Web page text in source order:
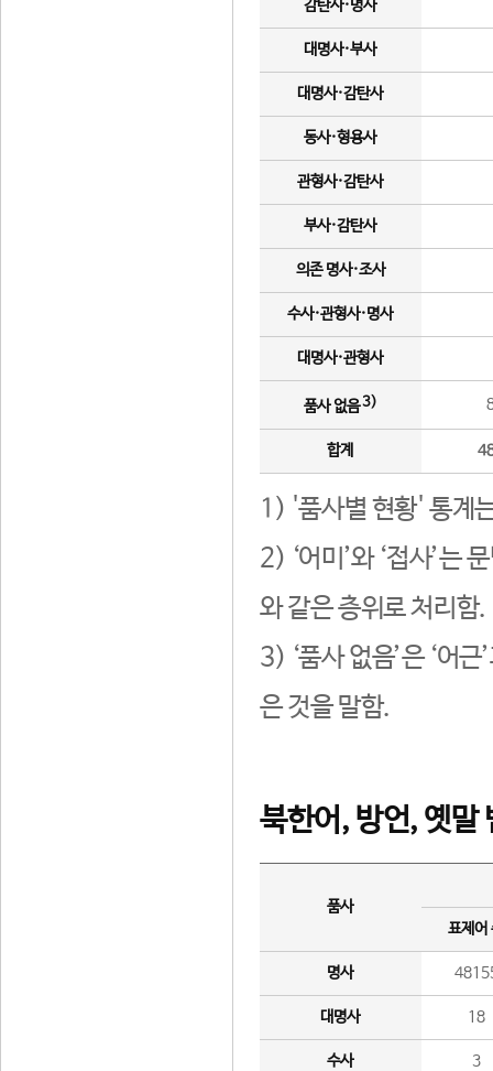
감탄사·명사
대명사·부사
대명사·감탄사
동사·형용사
관형사·감탄사
부사·감탄사
의존 명사·조사
수사·관형사·명사
대명사·관형사
품사 없음3)
합계
1) '품사별 현황' 통계
2) ‘어미’와 ‘접사’는
와 같은 층위로 처리함.
3) ‘품사 없음’은 ‘어
은 것을 말함.
북한어, 방언, 옛말
품사
표제어
명사
대명사 18
수사 3